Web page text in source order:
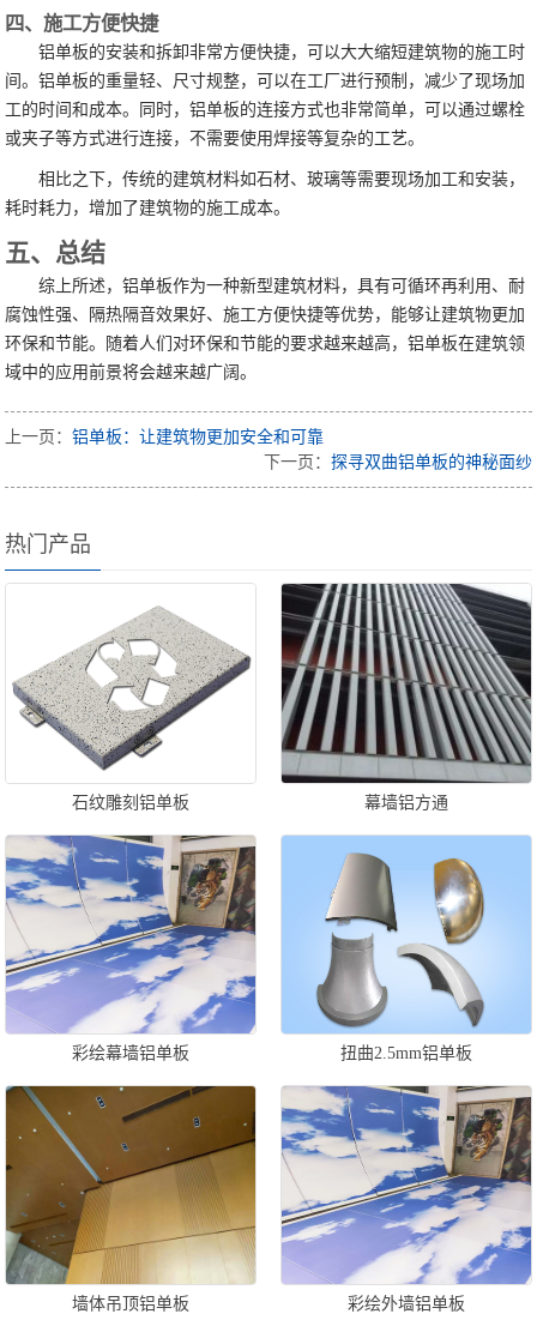
四、施工方便快捷
铝单板的安装和拆卸非常方便快捷，可以大大缩短建筑物的施工时
间。铝单板的重量轻、尺寸规整，可以在工厂进行预制，减少了现场加
工的时间和成本。同时，铝单板的连接方式也非常简单，可以通过螺栓
或夹子等方式进行连接，不需要使用焊接等复杂的工艺。
相比之下，传统的建筑材料如石材、玻璃等需要现场加工和安装，
耗时耗力，增加了建筑物的施工成本。
五、总结
综上所述，铝单板作为一种新型建筑材料，具有可循环再利用、耐
腐蚀性强、隔热隔音效果好、施工方便快捷等优势，能够让建筑物更加
环保和节能。随着人们对环保和节能的要求越来越高，铝单板在建筑领
域中的应用前景将会越来越广阔。
上一页：铝单板：让建筑物更加安全和可靠
下一页： 探寻双曲铝单板的神秘面纱
热门产品
石纹雕刻铝单板 幕墙铝方通
彩绘幕墙铝单板 扭曲2.5mm铝单板
墙体吊顶铝单板 彩绘外墙铝单板